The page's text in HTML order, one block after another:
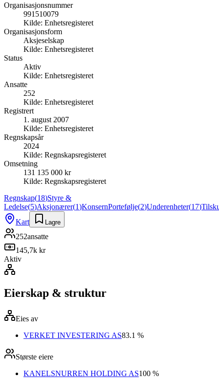
Organisasjonsnummer
991510079
Kilde: Enhetsregisteret
Organisasjonsform
Aksjeselskap
Kilde: Enhetsregisteret
Status
Aktiv
Kilde: Enhetsregisteret
Ansatte
252
Kilde: Enhetsregisteret
Registrert
1. august 2007
Kilde: Enhetsregisteret
Regnskapsår
2024
Kilde: Regnskapsregisteret
Omsetning
131 135 000 kr
Kilde: Regnskapsregisteret
Regnskap(18)Styre &
Ledelse(5)Aksjonærer(1)KonsernPortefølje(2)Underenheter(17)
Kart
Lagre
252ansatte
145,7k kr
Aktiv
Eierskap & struktur
Eies av
VERKET INVESTERING AS83.1 %
Største eiere
KANELSNURREN HOLDING AS100 %